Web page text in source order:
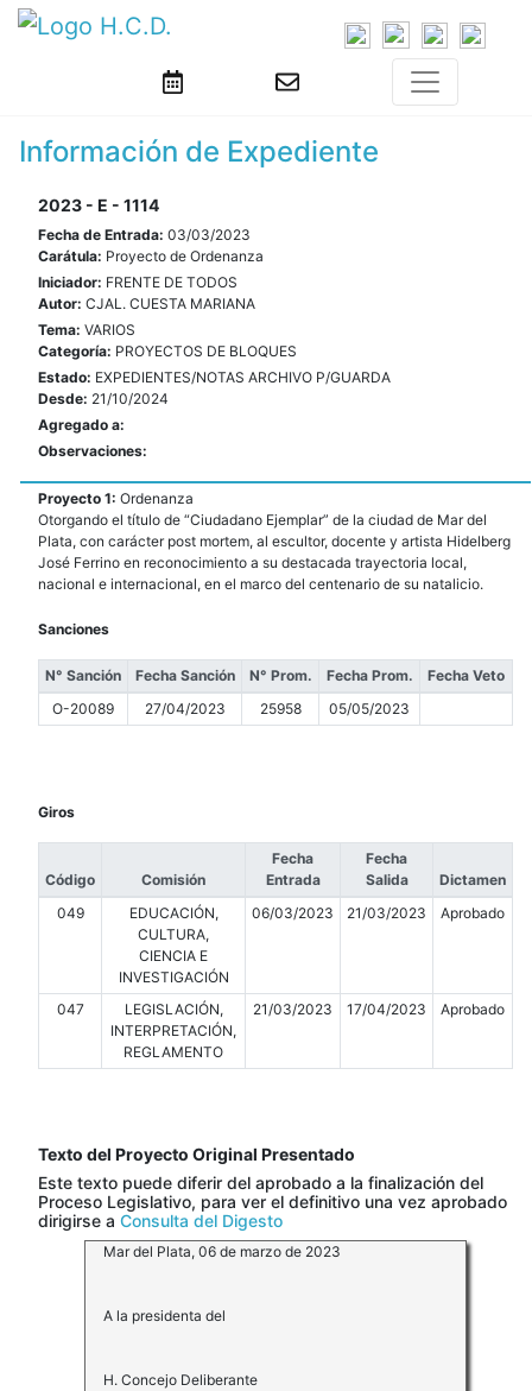
Información de Expediente
2023 - E - 1114
Fecha de Entrada: 03/03/2023
Carátula: Proyecto de Ordenanza
Iniciador: FRENTE DE TODOS
Autor: CJAL. CUESTA MARIANA
Tema: VARIOS
Categoría: PROYECTOS DE BLOQUES
Estado: EXPEDIENTES/NOTAS ARCHIVO P/GUARDA
Desde: 21/10/2024
Agregado a:
Observaciones:
Proyecto 1: Ordenanza
Otorgando el título de “Ciudadano Ejemplar” de la ciudad de Mar del
Plata, con carácter post mortem, al escultor, docente y artista Hidelberg
José Ferrino en reconocimiento a su destacada trayectoria local,
nacional e internacional, en el marco del centenario de su natalicio.
Sanciones
N° Sanción Fecha Sanción N° Prom. Fecha Prom.
Fecha Veto
O-20089
27/04/2023 25958 05/05/2023
Giros
Código Comisión
Fecha
Entrada
Fecha
Salida
Dictamen
049
EDUCACIÓN,
CULTURA,
CIENCIA E
INVESTIGACIÓN
06/03/2023 21/03/2023 Aprobado
047
LEGISLACIÓN,
INTERPRETACIÓN,
REGLAMENTO
21/03/2023 17/04/2023 Aprobado
Texto del Proyecto Original Presentado
Este texto puede diferir del aprobado a la finalización del
Proceso Legislativo, para ver el definitivo una vez aprobado
dirigirse a Consulta del Digesto
Mar del Plata, 06 de marzo de 2023
A la presidenta del
H. Concejo Deliberante